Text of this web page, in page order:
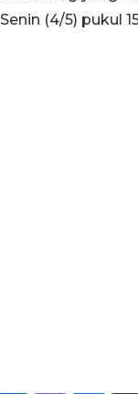
(4/5) pukul